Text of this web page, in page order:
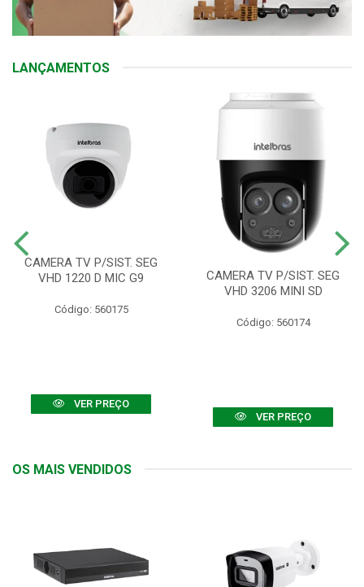
LANÇAMENTOS
CAMERA TV P/SIST. SEG
VHD 1220 D MIC G9
Código: 560175
VER PREÇO
CAMERA TV P/SIST. SEG
VHD 3206 MINI SD
Código: 560174
VER PREÇO
OS MAIS VENDIDOS